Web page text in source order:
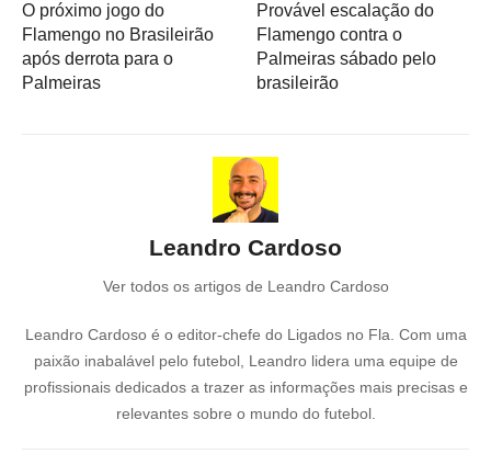
O próximo jogo do
Flamengo no Brasileirão
após derrota para o
Palmeiras
Provável escalação do
Flamengo contra o
Palmeiras sábado pelo
brasileirão
Leandro Cardoso
Ver todos os artigos de Leandro Cardoso
Leandro Cardoso é o editor-chefe do Ligados no Fla. Com uma
paixão inabalável pelo futebol, Leandro lidera uma equipe de
profissionais dedicados a trazer as informações mais precisas e
relevantes sobre o mundo do futebol.